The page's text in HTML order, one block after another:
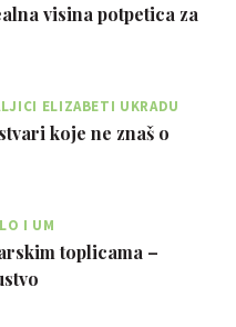
visina potpetica za
ELIZABETI UKRADU
koje ne znaš o
I UM
toplicama –